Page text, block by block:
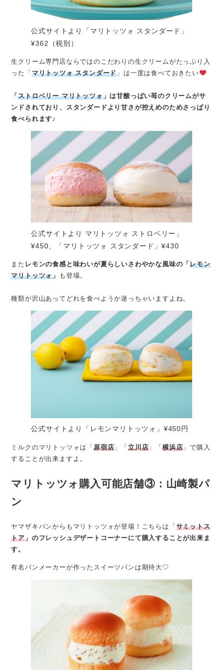
公式サイトより「マリトッツォ スタンダード」
¥362（税別）
生クリーム専門店ならではのこだわりの生クリームがたっぷり入
った「 マリトッツォ スタンダード 」は一度は食べておきたい
「ストロベリー マリトッツォ」は甘酸っぱい苺のクリームがサ
ンドされており、スタンダードより甘さが控えめのためさっぱり
食べられます♪
公式サイトより マリトッツォ ストロベリー」
¥450、「マリトッツォ スタンダード」¥430
また レモンの食感と味わいが夏らしいさわやかな風味の「レモン
マリトッツォ 」 も登場。
種類が沢山あってどれを食べようか迷っちゃいますよね。
公式サイトより「レモンマリトッツォ」¥450円
ミルクのマリトッツォは「 原宿店 」「立川店 」「横浜店 」で購入
することが出来ますよ。
マリトッツォ購入可能店舗③：山崎製パ
ン
ヤマザキパンからもマリトッツォが登場！こちらは「 サミットス
トア 」のフレッシュデザートコーナーにて購入することが出来ま
す。
有名パンメーカーが作ったスイーツパンは期待大♡